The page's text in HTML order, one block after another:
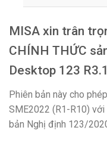
MISA xin trân
CHÍNH THỨC
Desktop 123 R3.1
Phiên bản này cho
SME2022 (R1-R10)
bản Nghị định 123/